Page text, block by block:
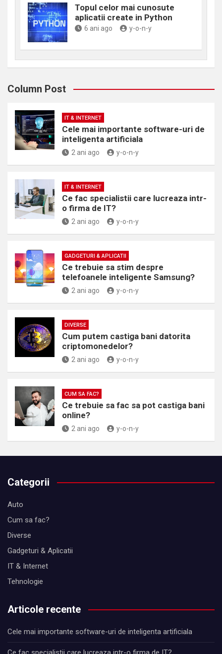
Topul celor mai cunosute
aplicatii create in Python
6 ani ago y-o-n-y
Column Post
IT & INTERNET
Cele mai importante software-uri de
inteligenta artificiala
2 ani ago y-o-n-y
IT & INTERNET
Ce fac specialistii care lucreaza intr-
o firma de IT?
2 ani ago y-o-n-y
GADGETURI & APLICATII
Ce trebuie sa stim despre
telefoanele inteligente Samsung?
2 ani ago y-o-n-y
DIVERSE
Cum putem castiga bani datorita
criptomonedelor?
2 ani ago y-o-n-y
CUM SA FAC?
Ce trebuie sa fac sa pot castiga bani
online?
2 ani ago y-o-n-y
Categorii
Auto
Cum sa fac?
Diverse
Gadgeturi & Aplicatii
IT & Internet
Tehnologie
Articole recente
Cele mai importante software-uri de inteligenta artificiala